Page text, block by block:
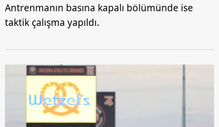
Antrenmanın basına kapalı bölümünde ise
taktik çalışma yapıldı.